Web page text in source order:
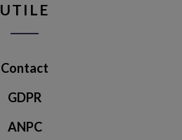
UTILE
Contact
GDPR
ANPC